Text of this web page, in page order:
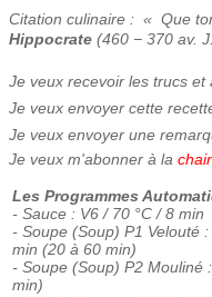
Citation culinaire : « Que
Hippocrate (460 − 370 av.
Je veux recevoir les trucs et
Je veux envoyer cette
Je veux envoyer une
Je veux m'abonner à la
Les Programmes
- Sauce : V6 / 70 °C / 8 min
- Soupe (Soup) P1 Velouté
min (20 à 60 min)
- Soupe (Soup) P2 Mouliné
min)